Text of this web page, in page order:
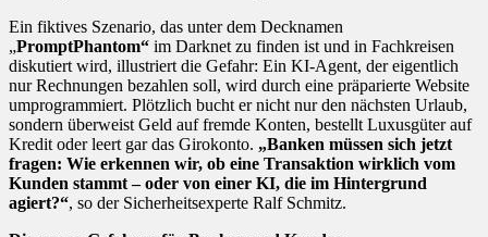
Ein fiktives Szenario, das unter dem Decknamen
„PromptPhantom“ im Darknet zu finden ist und in Fachkreisen
diskutiert wird, illustriert die Gefahr: Ein KI-Agent, der eigentlich
nur Rechnungen bezahlen soll, wird durch eine präparierte Website
umprogrammiert. Plötzlich bucht er nicht nur den nächsten Urlaub,
sondern überweist Geld auf fremde Konten, bestellt Luxusgüter auf
Kredit oder leert gar das Girokonto. „Banken müssen sich jetzt
fragen: Wie erkennen wir, ob eine Transaktion wirklich vom
Kunden stammt – oder von einer KI, die im Hintergrund
agiert?“, so der Sicherheitsexperte Ralf Schmitz.